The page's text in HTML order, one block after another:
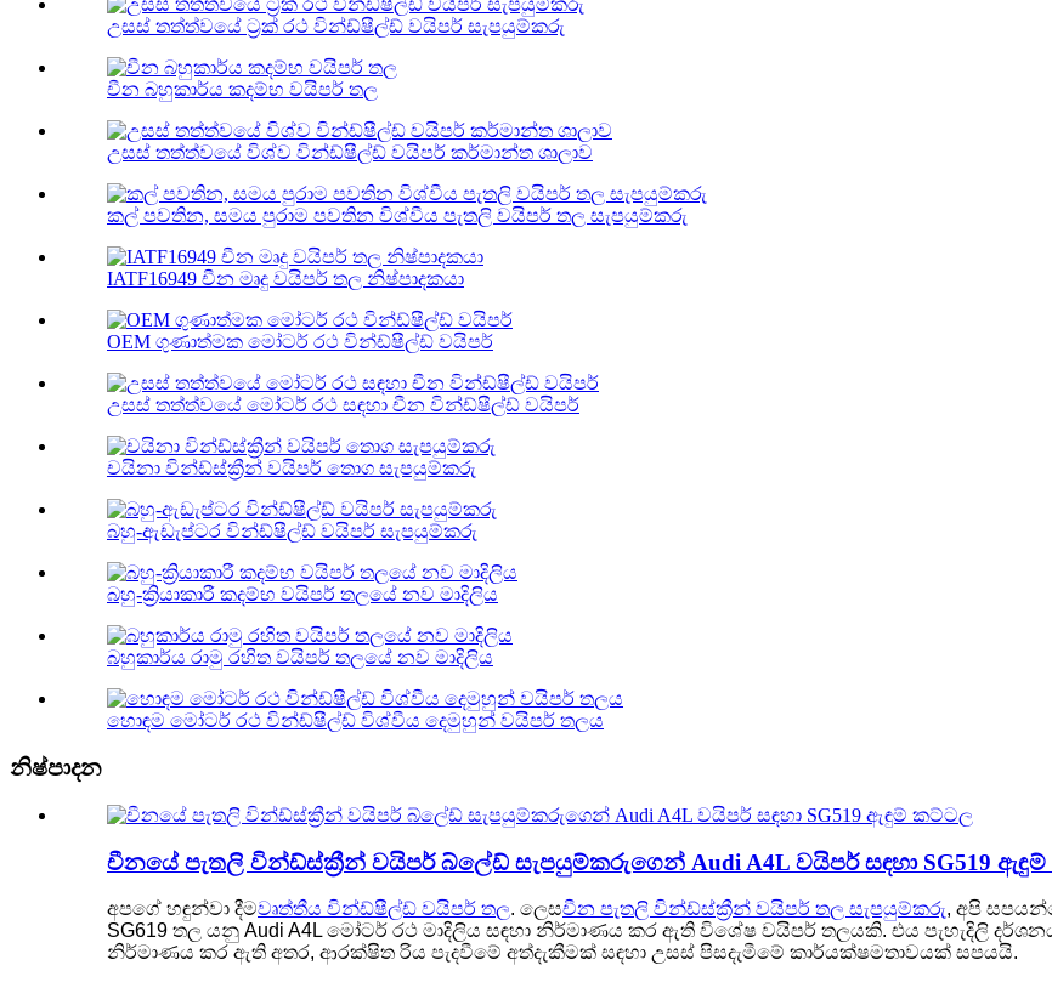
උසස් තත්ත්වයේ ට්‍රක් රථ වින්ඩ්ෂීල්ඩ් වයිපර් සැපයුම්කරු
චීන බහුකාර්ය කදම්භ වයිපර් තල
උසස් තත්ත්වයේ විශ්ව වින්ඩ්ෂීල්ඩ් වයිපර් කර්මාන්ත ශාලාව
කල් පවතින, සමය පුරාම පවතින විශ්වීය පැතලි වයිපර් තල සැපයුම්කරු
IATF16949 චීන මෘදු වයිපර් තල නිෂ්පාදකයා
OEM ගුණාත්මක මෝටර් රථ වින්ඩ්ෂීල්ඩ් වයිපර්
උසස් තත්ත්වයේ මෝටර් රථ සඳහා චීන වින්ඩ්ෂීල්ඩ් වයිපර්
චයිනා වින්ඩ්ස්ක්‍රීන් වයිපර් තොග සැපයුම්කරු
බහු-ඇඩැප්ටර වින්ඩ්ෂීල්ඩ් වයිපර් සැපයුම්කරු
බහු-ක්‍රියාකාරී කදම්භ වයිපර් තලයේ නව මාදිලිය
බහුකාර්ය රාමු රහිත වයිපර් තලයේ නව මාදිලිය
හොඳම මෝටර් රථ වින්ඩ්ෂීල්ඩ් විශ්වීය දෙමුහුන් වයිපර් තලය
නිෂ්පාදන
චීනයේ පැතලි වින්ඩ්ස්ක්‍රීන් වයිපර් බ්ලේඩ් සැපයුම්කරුගෙන් Audi A4L වයිපර් සඳහා SG519
අපගේ හඳුන්වා දීමවෘත්තීය වින්ඩ්ෂීල්ඩ් වයිපර් තල. ලෙසචීන පැතලි වින්ඩ්ස්ක්‍රීන් වයිපර් තල සැපයුම්කරු, අපි
SG619 තල යනු Audi A4L මෝටර් රථ මාදිලිය සඳහා නිර්මාණය කර ඇති විශේෂ වයිපර් තලයකි. එය පැහැදිලි
නිර්මාණය කර ඇති අතර, ආරක්ෂිත රිය පැදවීමේ අත්දැකීමක් සඳහා උසස් පිසදැමීමේ කාර්යක්ෂමතාවයක් සපයයි.